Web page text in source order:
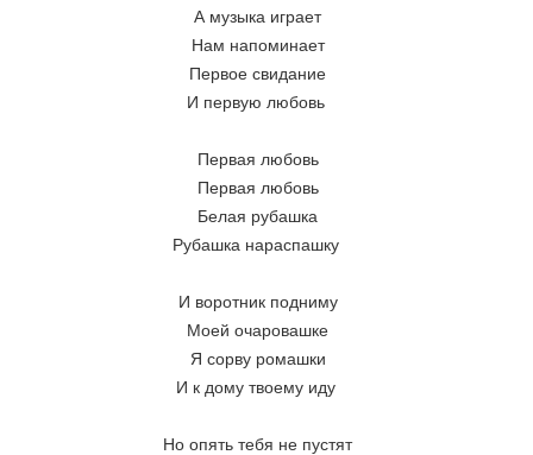
А музыка играет
Нам напоминает
Первое свидание
И первую любовь
Первая любовь
Первая любовь
Белая рубашка
Рубашка нараспашку
И воротник подниму
Моей очаровашке
Я сорву ромашки
И к дому твоему иду
Но опять тебя не пустят